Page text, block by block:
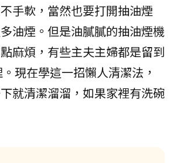
手軟，當然也要打開抽油煙
油煙。但是油膩膩的抽油煙機
麻煩，有些主夫主婦都是留到
現在學這一招懶人清潔法，
就清潔溜溜，如果家裡有洗碗